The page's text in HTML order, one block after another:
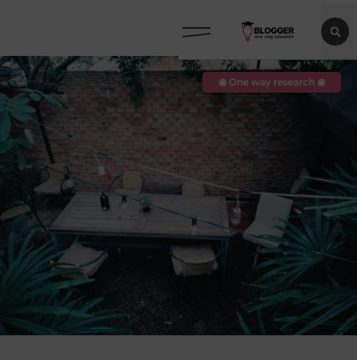
◉ One way research ◉